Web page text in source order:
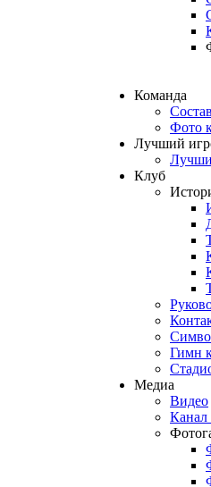
Команда
Состав
Фото
Лучший
Клуб
Гимн
Медиа
Видео
Канал